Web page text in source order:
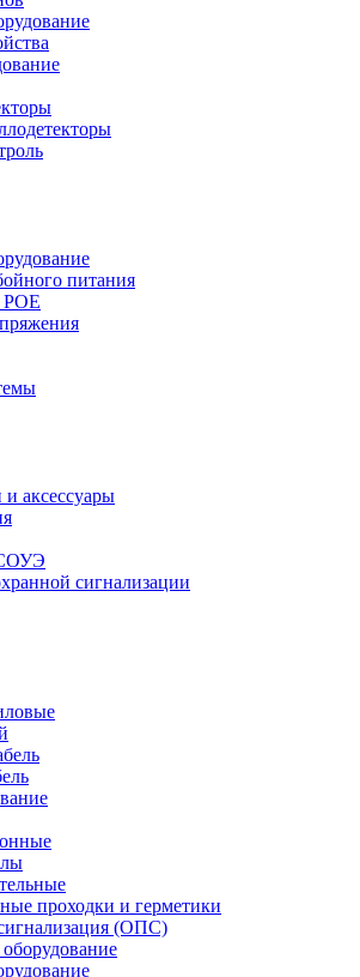
питания
аксессуары
сигнализации
проходки и герметики
(ОПС)